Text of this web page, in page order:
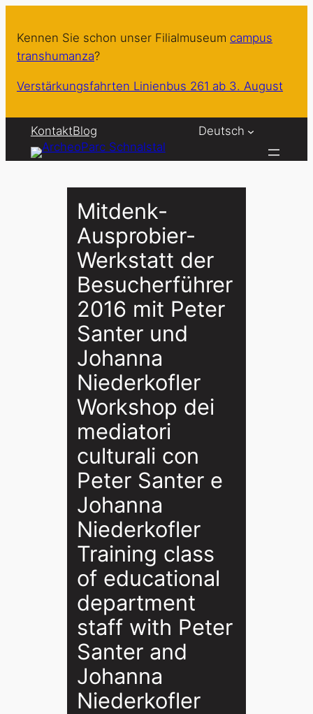
Inhalt
springen
Kennen Sie schon unser Filialmuseum campus
transhumanza?
Verstärkungsfahrten Linienbus 261 ab 3. August
KontaktBlog Deutsch
Mitdenk-
Ausprobier-
Werkstatt der
Besucherführer
2016 mit Peter
Santer und
Johanna
Niederkofler
Workshop dei
mediatori
culturali con
Peter Santer e
Johanna
Niederkofler
Training class
of educational
department
staff with Peter
Santer and
Johanna
Niederkofler